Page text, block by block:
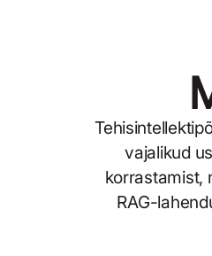
vajalikud
korrastamist,
RAG-